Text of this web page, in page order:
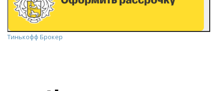
Тинькофф Брокер